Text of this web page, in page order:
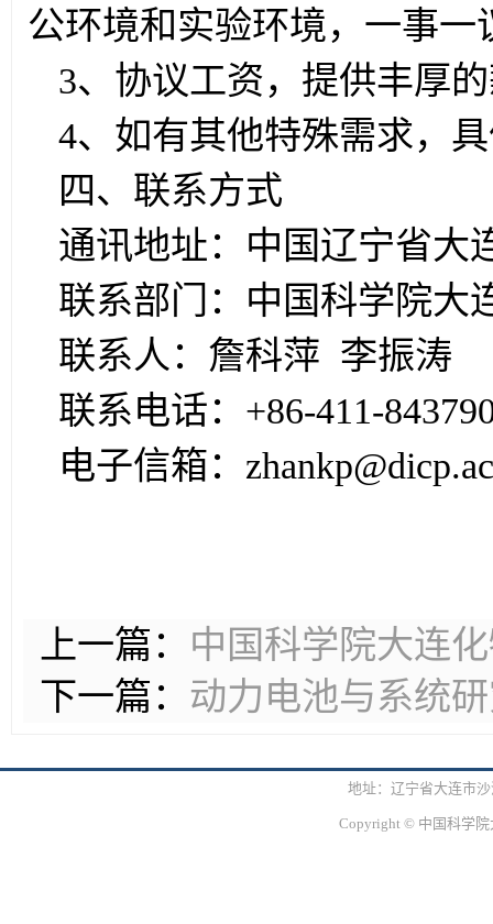
公环境和实验环境，一事一
3、协议工资，提供丰厚
4、如有其他特殊需求，
四、联系方式
通讯地址：中国辽宁省大
联系部门：中国科学院大
联系人：詹科萍 李振涛
联系电话：+86-411-
电子信箱：
上一篇： 中国科学院大连
下一篇： 动力电池与系统
地址：辽宁省大连市
Copyright © 中国科学